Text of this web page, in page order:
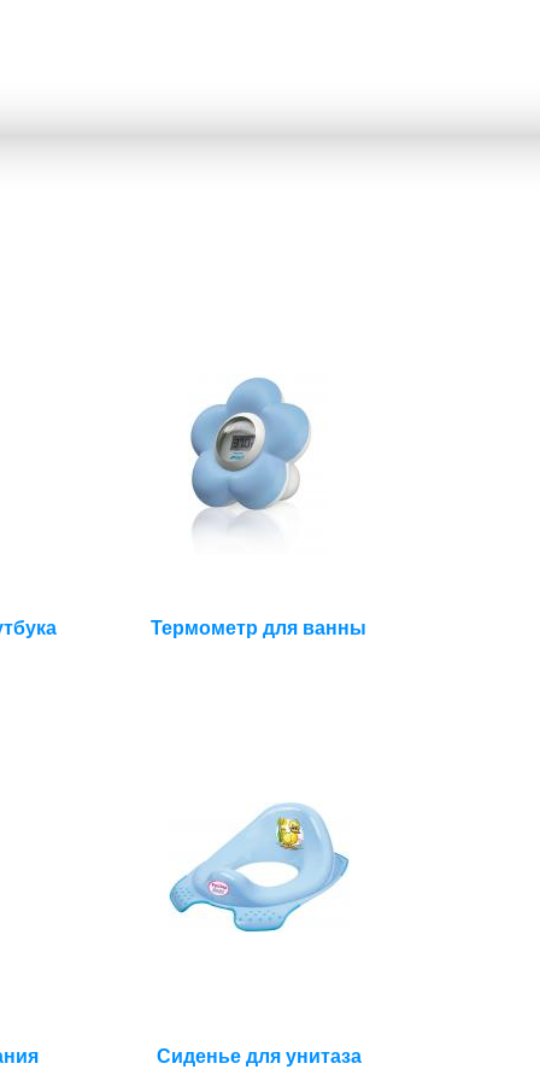
Термометр для ванны
Сиденье для унитаза